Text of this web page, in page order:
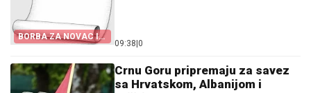
BORBA ZA NOVAC I
KANDIDATE
09:38 0
Crnu Goru pripremaju za savez
sa Hrvatskom, Albanijom i